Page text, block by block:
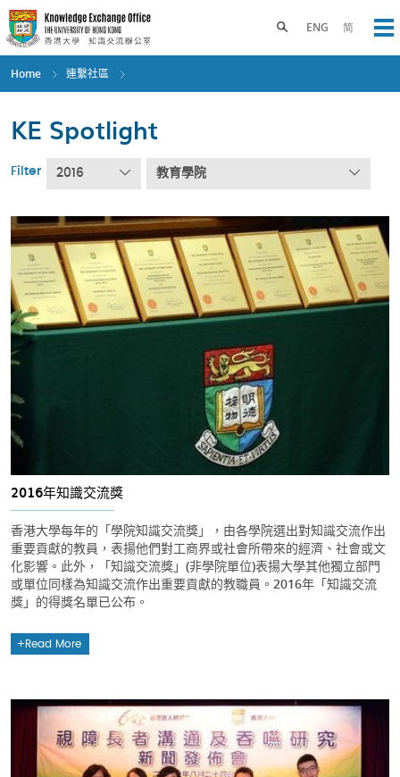
Skip
to
main
content
ENG 简
Toggle search panel
Home 連繫社區
KE Spotlight
Filter 2016 教育學院
2016年知識交流獎
香港大學每年的「學院知識交流獎」，由各學院選出對知識交流作出
重要貢獻的教員，表揚他們對工商界或社會所帶來的經濟、社會或文
化影響。此外，「知識交流獎」(非學院單位)表揚大學其他獨立部門
或單位同樣為知識交流作出重要貢獻的教職員。2016年「知識交流
獎」的得獎名單已公布。
Read More